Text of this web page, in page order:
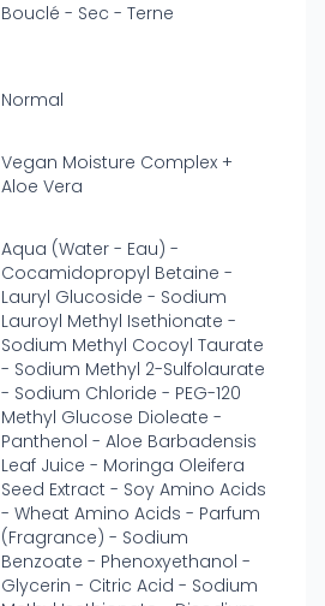
Bouclé - Sec - Terne
Normal
Vegan Moisture Complex +
Aloe Vera
Aqua (Water - Eau) -
Cocamidopropyl Betaine -
Lauryl Glucoside - Sodium
Lauroyl Methyl Isethionate -
Sodium Methyl Cocoyl Taurate
- Sodium Methyl 2-Sulfolaurate
- Sodium Chloride - PEG-120
Methyl Glucose Dioleate -
Panthenol - Aloe Barbadensis
Leaf Juice - Moringa Oleifera
Seed Extract - Soy Amino Acids
- Wheat Amino Acids - Parfum
(Fragrance) - Sodium
Benzoate - Phenoxyethanol -
Glycerin - Citric Acid - Sodium